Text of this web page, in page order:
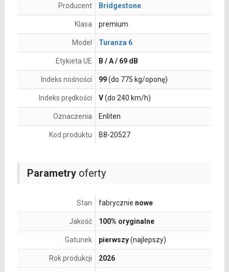
Parametryoferty
Stan fabrycznie nowe
Jakość 100% oryginalne
Gatunek pierwszy(najlepszy)
Rok produkcji 2026
Producent Bridgestone
Klasa premium
Model Turanza 6
Etykieta UE B / A / 69 dB
Indeks nośności 99(do 775 kg/oponę)
Indeks prędkości V(do 240 km/h)
Oznaczenia Enliten
Kod produktu B8-20527